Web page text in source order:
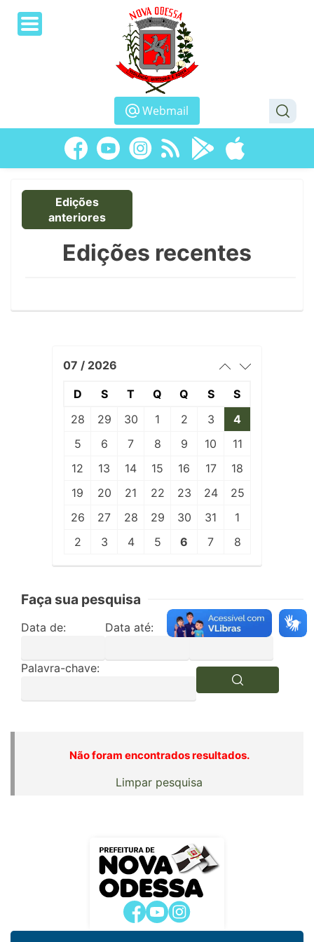
Webmail
Edições
anteriores
Edições recentes
07 / 2026
D S T Q Q S
S
28
29 30 1 2 3
4
5
6 7 8 9 10
11
12
13 14 15 16 17
18
19
20 21 22 23 24
25
26
27 28 29 30 31
1
2
3 4 5 6 7 8
Faça sua pesquisa
Data de: Data até: Edição:
Palavra-chave:
Não foram encontrados resultados.
Limpar pesquisa